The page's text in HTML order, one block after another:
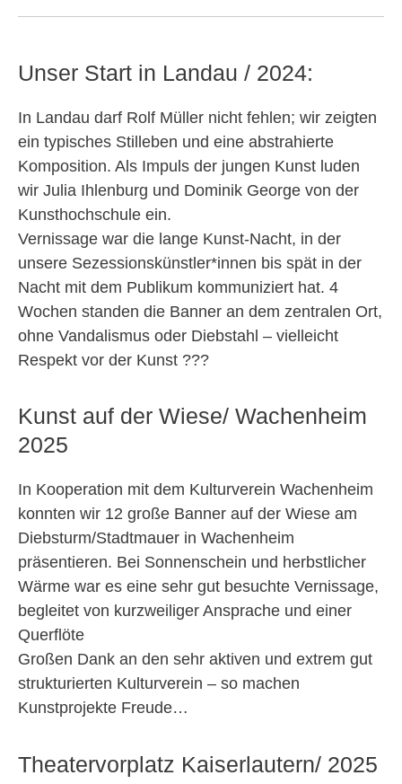
Unser Start in Landau / 2024:
In Landau darf Rolf Müller nicht fehlen; wir zeigten
ein typisches Stilleben und eine abstrahierte
Komposition. Als Impuls der jungen Kunst luden
wir Julia Ihlenburg und Dominik George von der
Kunsthochschule ein.
Vernissage war die lange Kunst-Nacht, in der
unsere Sezessionskünstler*innen bis spät in der
Nacht mit dem Publikum kommuniziert hat. 4
Wochen standen die Banner an dem zentralen Ort,
ohne Vandalismus oder Diebstahl – vielleicht
Respekt vor der Kunst ???
Kunst auf der Wiese/ Wachenheim
2025
In Kooperation mit dem Kulturverein Wachenheim
konnten wir 12 große Banner auf der Wiese am
Diebsturm/Stadtmauer in Wachenheim
präsentieren. Bei Sonnenschein und herbstlicher
Wärme war es eine sehr gut besuchte Vernissage,
begleitet von kurzweiliger Ansprache und einer
Querflöte
Großen Dank an den sehr aktiven und extrem gut
strukturierten Kulturverein – so machen
Kunstprojekte Freude…
Theatervorplatz Kaiserlautern/ 2025